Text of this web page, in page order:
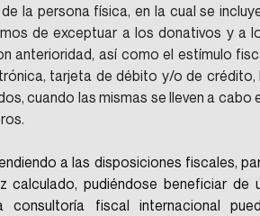
la persona física, en la cual se
de exceptuar a los donativos y a
anterioridad, así como el estímulo
tarjeta de débito y/o de crédito,
cuando las mismas se lleven a cabo
a las disposiciones fiscales,
pudiéndose beneficiar de
consultoría fiscal internacional